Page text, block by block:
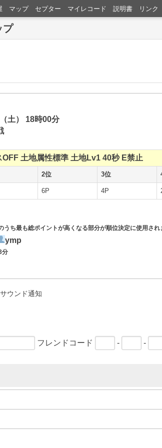
マップ セプター マイレコード 説明書 リンク
プ
土） 18時00分
OFF 土地属性標準 土地Lv1 40秒 E禁止
2位 3位
6P 4P
ち最も総ポイントが高くなる部分が順位決定に使用され
ymp
分
ウンド通知
フレンドコード -
-